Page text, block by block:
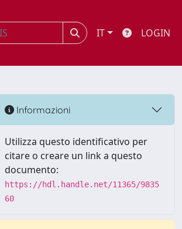
IT LOGIN
Informazioni
Utilizza questo identificativo per
citare o creare un link a questo
documento:
https://hdl.handle.net/11365/9835
60